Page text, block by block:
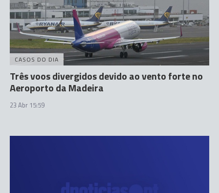
CASOS DO DIA
Três voos divergidos devido ao vento forte no
Aeroporto da Madeira
23 Abr 15:59